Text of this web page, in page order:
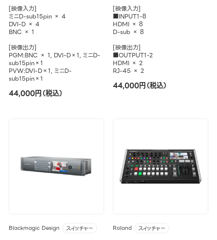
[映像入力]
ミニD-sub15pin × 4
DVI-D × 4
BNC × 1
[映像出力]
PGM:BNC × 1, DVI-D×1, ミニD-
sub15pin×1
PVW:DVI-D×1, ミニD-
sub15pin×1
44,000円（税込）
[映像入力]
■INPUT1-8
HDMI × 8
D-sub × 8
[映像出力]
■OUTPUT1-2
HDMI × 2
RJ-45 × 2
44,000円（税込）
Blackmagic Design スイッチャー Roland スイッチャー